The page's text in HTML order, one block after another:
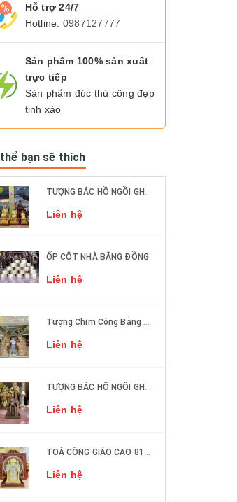
Hỗ trợ 24/7
Hotline: 0987127777
Sản phẩm 100% sản xuất
trực tiếp
Sản phẩm đúc thủ công đẹp
tinh xảo
bạn sẽ thích
Liên hệ
ỐP CỘT NHÀ BẰNG ĐỒNG
Liên hệ
Liên hệ
Liên hệ
Liên hệ